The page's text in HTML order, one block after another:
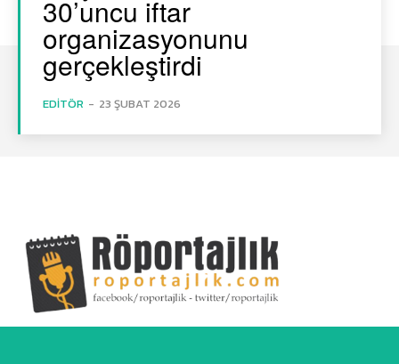
30’uncu iftar
organizasyonunu
gerçekleştirdi
EDITÖR - 23 ŞUBAT 2026